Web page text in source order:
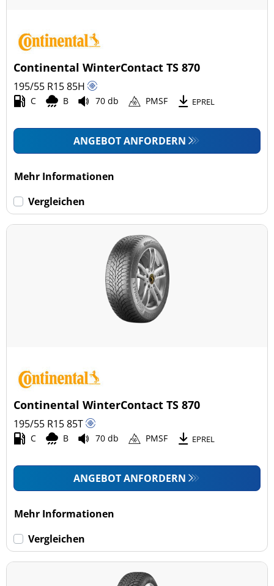
Continental WinterContact TS 870
195/55 R1585H
C B 70 db PMSF EPREL
ANGEBOT ANFORDERN
Mehr Informationen
Vergleichen
Continental WinterContact TS 870
195/55 R1585T
C B 70 db PMSF EPREL
ANGEBOT ANFORDERN
Mehr Informationen
Vergleichen